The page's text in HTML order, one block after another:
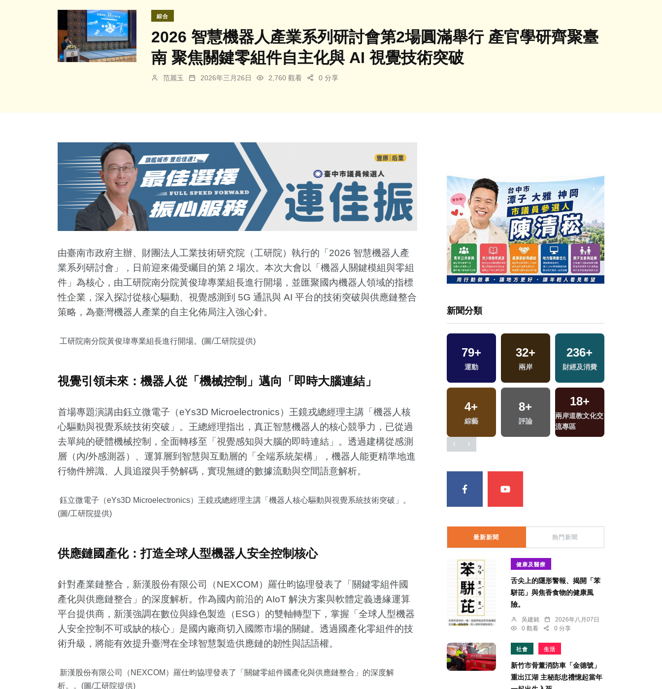
綜合
2026 智慧機器人產業系列研討會第2場圓滿舉行 產官學研齊聚臺
南 聚焦關鍵零組件自主化與 AI 視覺技術突破
范麗玉 2026年三月26日 2,760 觀看 0 分享
由臺南市政府主辦、財團法人工業技術研究院（工研院）執行的「2026 智慧機器人產
業系列研討會」，日前迎來備受矚目的第 2 場次。本次大會以「機器人關鍵模組與零組
件」為核心，由工研院南分院黃俊瑋專業組長進行開場，並匯聚國內機器人領域的指標
性企業，深入探討從核心驅動、視覺感測到 5G 通訊與 AI 平台的技術突破與供應鏈整合
策略，為臺灣機器人產業的自主化佈局注入強心針。
工研院南分院黃俊瑋專業組長進行開場。(圖/工研院提供)
視覺引領未來：機器人從「機械控制」邁向「即時大腦連結」
首場專題演講由鈺立微電子（eYs3D Microelectronics）王鏡戎總經理主講「機器人核
心驅動與視覺系統技術突破」。王總經理指出，真正智慧機器人的核心競爭力，已從過
去單純的硬體機械控制，全面轉移至「視覺感知與大腦的即時連結」。透過建構從感測
層（內/外感測器）、運算層到智慧與互動層的「全端系統架構」，機器人能更精準地進
行物件辨識、人員追蹤與手勢解碼，實現無縫的數據流動與空間語意解析。
鈺立微電子（eYs3D Microelectronics）王鏡戎總經理主講「機器人核心驅動與視覺系統技術突破」。
(圖/工研院提供)
供應鏈國產化：打造全球人型機器人安全控制核心
針對產業鏈整合，新漢股份有限公司（NEXCOM）羅仕昀協理發表了「關鍵零組件國
產化與供應鏈整合」的深度解析。作為國內前沿的 AIoT 解決方案與軟體定義邊緣運算
平台提供商，新漢強調在數位與綠色製造（ESG）的雙軸轉型下，掌握「全球人型機器
人安全控制不可或缺的核心」是國內廠商切入國際市場的關鍵。透過國產化零組件的技
術升級，將能有效提升臺灣在全球智慧製造供應鏈的韌性與話語權。
新漢股份有限公司（NEXCOM）羅仕昀協理發表了「關鍵零組件國產化與供應鏈整合」的深度解
析。。(圖/工研院提供)
新聞分類
0+
2023金鐘獎
福建林公信俗文
化專區
+
影視
4+
綜藝
8 +
評論
兩岸道教文化交
流專區
648+
社會
5+
演唱會
194+
旅遊
2 +
兩岸佛教文化交
流專區
34+
美食
164+
熱門
最新新聞 熱門新聞
健康及醫療
舌尖上的隱形警報、揭開「苯
駢芘」與焦香食物的健康風
險。
吳建銘
2026年八月07日
0 觀看
0 分享
社會 生活
新竹市骨董消防車「金德號」
重出江湖 主秘彭忠禮憶起當年